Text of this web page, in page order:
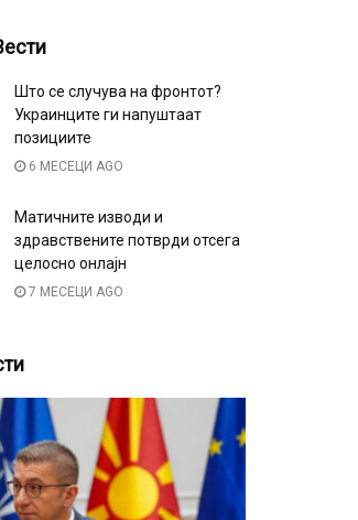
Што се случува на фронтот?
Украинците ги напуштаат
позициите
6 МЕСЕЦИ AGO
Матичните изводи и
здравствените потврди отсега
целосно онлајн
7 МЕСЕЦИ AGO